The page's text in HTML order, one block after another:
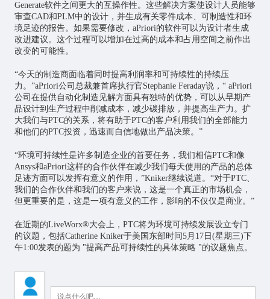
Generate软件之间更大的互操作性。这些解决方案使设计人员能够
审查CAD和PLM中的设计，并生成有关零件成本、可制造性和环
境足迹的报告。如果需要修改，aPriori的软件可以为设计者生成
改进建议。这个过程可以增加在过高的成本和占用空间之前作出
改变的可能性。
“今天的制造商面临着同时提高利润率和可持续性的持续压
力。”aPriori公司总裁兼首席执行官Stephanie Feraday说，“ aPriori
公司在提供自动化制造见解方面具有独特的优势，可以从早期产
品设计到生产过程中削减成本，减少碳排放，并提高生产力。扩
大我们与PTC的关系，将有助于PTC的客户利用我们的全部能力
和他们的PTC投资，迅速而自信地做出产品决策。”
“环境可持续性是许多制造企业的首要任务，我们相信PTC和像
Ansys和aPriori这样的合作伙伴在减少我们每天使用的产品的总体
足迹方面可以发挥有意义的作用，”Kniker继续说道。“对于PTC、
我们的合作伙伴和我们的客户来说，这是一个真正的市场机会，
但更重要的是，这是一项有意义的工作，影响的不仅仅是商业。”
在近期的LiveWorx®大会上，PTC将为环境可持续发展设立专门
的议题，包括Catherine Kniker于美国东部时间5月17日(星期三)下
午1:00发表的题为 "提高产品可持续性的具体策略 "的议题焦点。